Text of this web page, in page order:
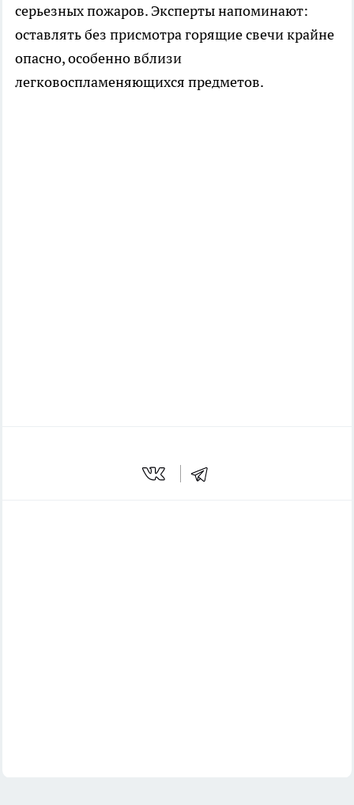
серьезных пожаров. Эксперты напоминают:
оставлять без присмотра горящие свечи крайне
опасно, особенно вблизи
легковоспламеняющихся предметов.